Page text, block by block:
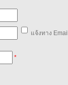
แจ้งทาง
*